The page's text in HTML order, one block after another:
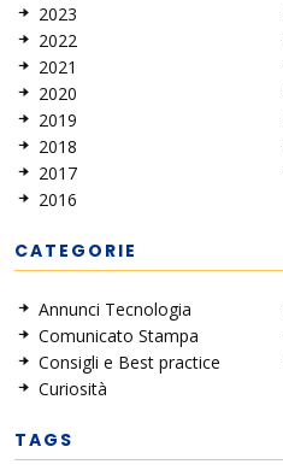
2023
2022
2021
2020
2019
2018
2017
2016
CATEGORIE
Annunci Tecnologia
Comunicato Stampa
Consigli e Best practice
Curiosità
TAGS